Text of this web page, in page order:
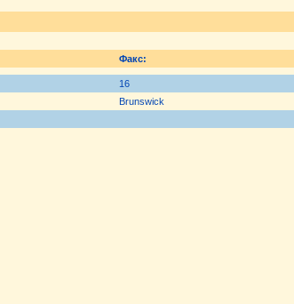
Факс:
16
Brunswick